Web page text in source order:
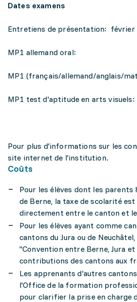
Dates examens
Entretiens de présentation: février
MP1 allemand oral:
MP1 (français/allemand/anglais/
MP1 test d'aptitude en arts visuels:
Pour plus d'informations sur les
site internet de l'institution.
Coûts
Pour les élèves dont les
de Berne, la taxe de scolarité est
directement entre le canton et
Pour les élèves ayant comme
cantons du Jura ou de
"Convention entre Berne, Jura
contributions des cantons aux
Les apprenants d'autres
l'Office de la formation
pour clarifier la prise en charge